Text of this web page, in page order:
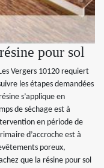
pour sol
Vergers 10120 requiert
les étapes demandées
s’applique en
de séchage est à
en période de
d’accroche est à
poreux,
que la résine pour sol